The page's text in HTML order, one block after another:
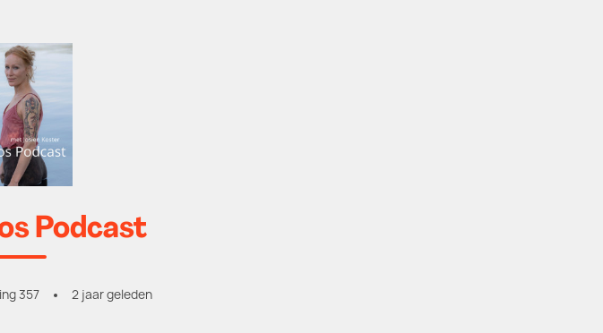
Podcast
357 2 jaar geleden